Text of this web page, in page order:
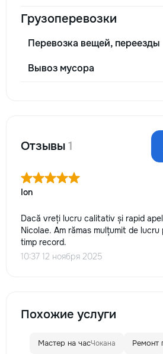
Грузоперевозки
Перевозка вещей, переезды
Вывоз мусора
Отзывы 1
Ion
Dacă vreți lucru calitativ și rapid
Nicolae. Am rămas mulțumit de
timp record.
10:37 12 ноября 2025
Похожие услуги
Мастер на часЧокана Ремонт